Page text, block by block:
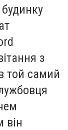
з
той самий
він